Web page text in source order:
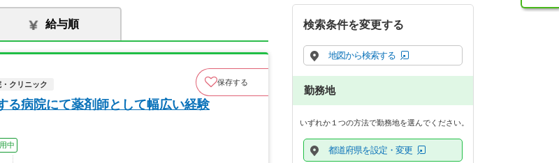
給与順
クリニック 保存する
る病院にて薬剤師として幅広い経験
中
検索条件を変更する
地図から検索する
勤務地
いずれか１つの方法で勤務地を選んでください。
都道府県を設定・変更